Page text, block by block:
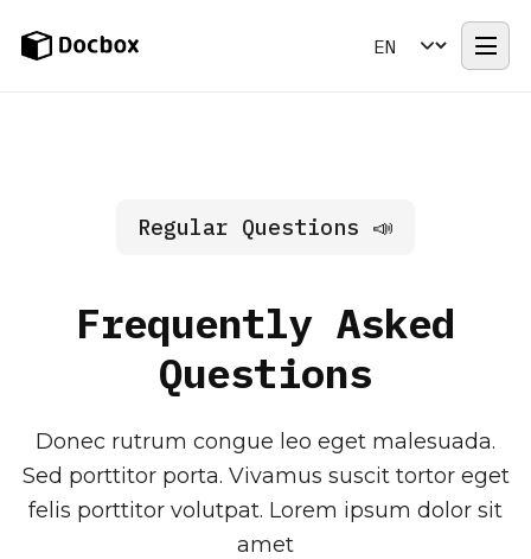
Changelog Contact Us
Regular Questions 📣
Frequently Asked
Questions
Donec rutrum congue leo eget malesuada.
Sed porttitor porta. Vivamus suscit tortor eget
felis porttitor volutpat. Lorem ipsum dolor sit
amet